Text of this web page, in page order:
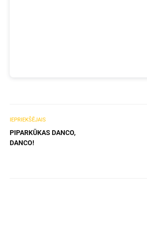
IEPRIEKŠĒJAIS
PIPARKŪKAS DANCO,
DANCO!